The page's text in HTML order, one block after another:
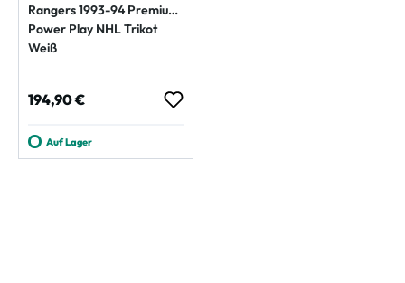
Rangers 1993-94 Premium
Power Play NHL Trikot
Weiß
Regulärer Preis:
194,90 €
Auf Lager